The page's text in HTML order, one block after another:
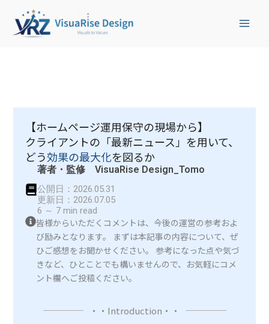
【ホームページ運用保守の現場から】
クライアントの「最新ニュース」を用いて、
どう効果の最大化を図るか
著者・監修 VisuaRise Design_Tomo
公開日：2026.05.31
更新日：2026.07.05
6 ～ 7 min read
皆様からいただくコメントは、今後の運営の参考およ
び励みとなります。 まずは本記事の内容について、ぜ
ひご感想をお聞かせください。 参考になった点や気づ
きなど、ひとことでも構いませんので、お気軽にコメ
ント欄へご投稿ください。
・・Introduction・・
索